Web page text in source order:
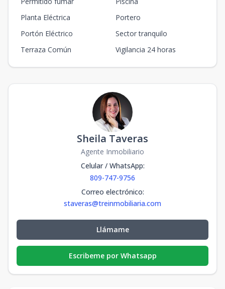
Planta Eléctrica
Portero
Portón Eléctrico
Sector tranquilo
Terraza Común
Vigilancia 24 horas
Sheila Taveras
Agente Inmobiliario
Celular / WhatsApp:
809-747-9756
Correo electrónico:
staveras@treinmobiliaria.com
Llámame
Escribeme por Whatsapp